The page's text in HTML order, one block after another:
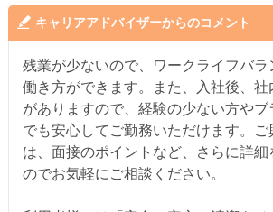
キャリアアドバイザーからのコメント
残業が少ないので、ワークライフバラ
働き方ができます。また、入社後、社
がありますので、経験の少ない方や
でも安心してご勤務いただけます。ご
は、面接のポイントなど、さらに詳細
のでお気軽にご相談ください。